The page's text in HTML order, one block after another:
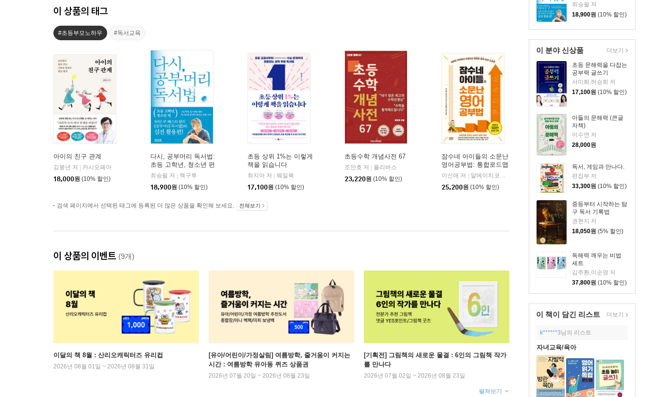
최승필 저
18,900원 (10% 할인)
이 분야 신상품
초등 문해력을 다잡는
공부력 글쓰기
서미화,허승희 저
17,100원 (10% 할인)
아들의 문해력 (큰글
자책)
이수연 저
28,000원
독서, 게임과 만나다.
편집부 저
33,300원 (10% 할인)
중등부터 시작하는 탐
구 독서 기록법
권현지 저
18,050원 (5% 할인)
독해력 깨우는 비법
세트
김주환,이순영 저
37,800원 (10% 할인)
더보기
이 책이 담긴 리스트 더보기
k******3님의 리스트
자녀교육/육아
이 상품의 태그
#초등부모노하우 #독서교육
아이의 친구 관계
김붕년 저
카시오페아
18,000원 (10% 할인)
다시, 공부머리 독서법:
초등 고학년, 청소년 편
최승필 저
책구루
18,900원 (10% 할인)
초등 상위 1%는 이렇게
책을 읽습니다
최지아 저
웨일북
17,100원 (10% 할인)
초등수학 개념사전 67
조안호 저
폴리버스
23,220원 (10% 할인)
잠수네 아이들의 소문난
영어공부법: 통합로드맵
이신애 저
알에이치코리아(RHK)
25,200원 (10% 할인)
검색 페이지에서 선택된 태그에 등록된 더 많은 상품을 확인해 보세요. 전체보기
이 상품의 이벤트 (9개)
이달의 책 8월 : 산리오캐릭터즈 유리컵
2026년 08월 01일 ~ 2026년 08월 31일
[유아/어린이/가정살림] 여름방학, 줄거움이 커지는
시간 : 여름방학 유아동 퀴즈 상품권
2026년 07월 20일 ~ 2026년 08월 23일
[기획전] 그림책의 새로운 물결 : 6인의 그림책 작가
를 만나다
2026년 07월 02일 ~ 2026년 08월 23일
펼쳐보기